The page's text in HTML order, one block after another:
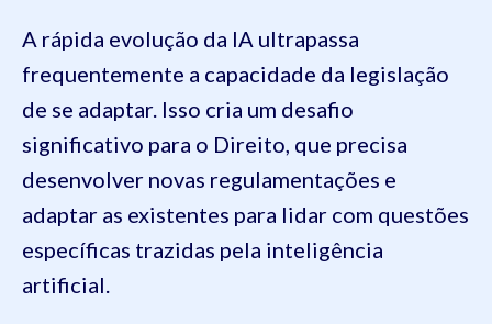
A rápida evolução da IA ultrapassa
frequentemente a capacidade da legislação
de se adaptar. Isso cria um desafio
significativo para o Direito, que precisa
desenvolver novas regulamentações e
adaptar as existentes para lidar com questões
específicas trazidas pela inteligência
artificial.